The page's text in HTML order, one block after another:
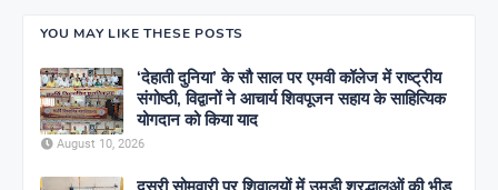
YOU MAY LIKE THESE POSTS
‘देहाती दुनिया’ के सौ साल पर एमवी कॉलेज में राष्ट्रीय
संगोष्ठी, विद्वानों ने आचार्य शिवपूजन सहाय के साहित्यिक
योगदान को किया याद
August 10, 2026